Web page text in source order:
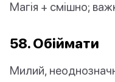
Магія + смішно;
58. Обіймати
Милий,